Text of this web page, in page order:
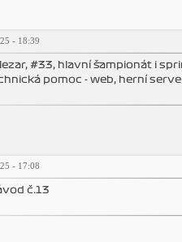
- 18:39
#33, hlavní šampionát i
pomoc - web, herní
- 17:08
č.13